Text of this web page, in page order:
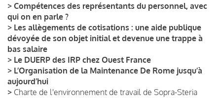
> Compétences des représentants du personnel, avec
qui on en parle ?
> Les allègements de cotisations : une aide publique
dévoyée de son objet initial et devenue une trappe à
bas salaire
> Le DUERP des IRP chez Ouest France
> L’Organisation de la Maintenance De Rome jusqu’à
aujourd’hui
> Charte de l'environnement de travail de Sopra-Steria